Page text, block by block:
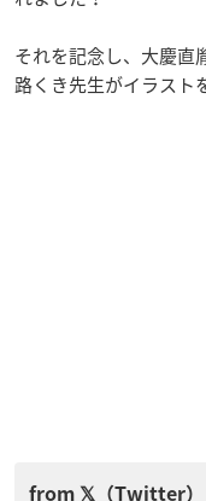
それを記念し、大慶直
路くき先生がイラスト